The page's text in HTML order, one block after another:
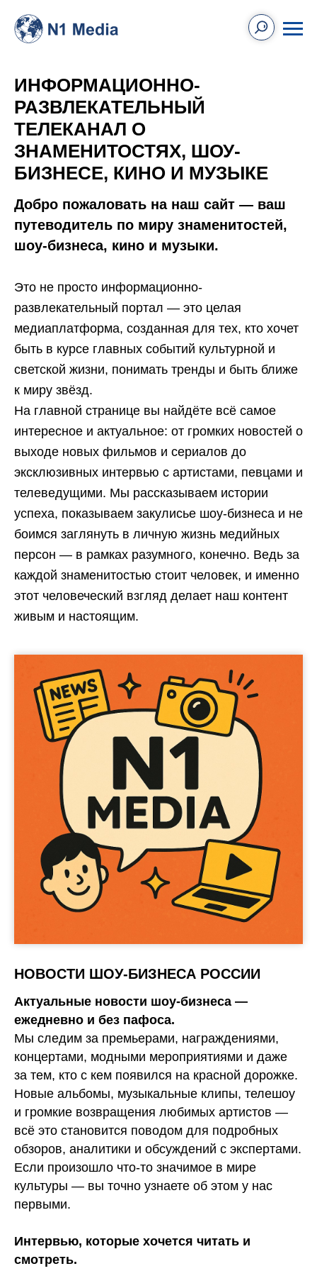
ИНФОРМАЦИОННО-
РАЗВЛЕКАТЕЛЬНЫЙ
ТЕЛЕКАНАЛ О
ЗНАМЕНИТОСТЯХ, ШОУ-
БИЗНЕСЕ, КИНО И МУЗЫКЕ
Добро пожаловать на наш сайт — ваш
путеводитель по миру знаменитостей,
шоу-бизнеса, кино и музыки.
Это не просто информационно-
развлекательный портал — это целая
медиаплатформа, созданная для тех, кто хочет
быть в курсе главных событий культурной и
светской жизни, понимать тренды и быть ближе
к миру звёзд.
На главной странице вы найдёте всё самое
интересное и актуальное: от громких новостей о
выходе новых фильмов и сериалов до
эксклюзивных интервью с артистами, певцами и
телеведущими. Мы рассказываем истории
успеха, показываем закулисье шоу-бизнеса и не
боимся заглянуть в личную жизнь медийных
персон — в рамках разумного, конечно. Ведь за
каждой знаменитостью стоит человек, и именно
этот человеческий взгляд делает наш контент
живым и настоящим.
НОВОСТИ ШОУ-БИЗНЕСА РОССИИ
Актуальные новости шоу-бизнеса —
ежедневно и без пафоса.
Мы следим за премьерами, награждениями,
концертами, модными мероприятиями и даже
за тем, кто с кем появился на красной дорожке.
Новые альбомы, музыкальные клипы, телешоу
и громкие возвращения любимых артистов —
всё это становится поводом для подробных
обзоров, аналитики и обсуждений с экспертами.
Если произошло что-то значимое в мире
культуры — вы точно узнаете об этом у нас
первыми.
Интервью, которые хочется читать и
смотреть.